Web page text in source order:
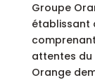
Groupe
établissant
attentes du
Orange